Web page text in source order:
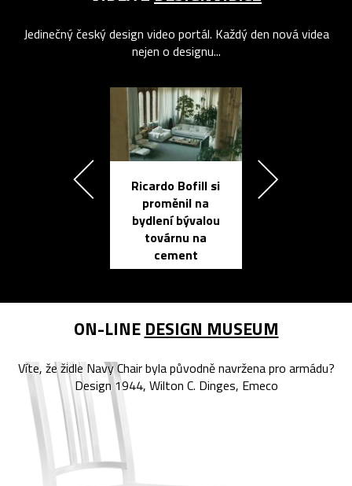
Jedinečný český design video portál. Každý den nová videa
nejen o designu...
Ricardo Bofill si
proměnil na
bydlení bývalou
továrnu na
cement
ON-LINE DESIGN MUSEUM
Víte, že židle Navy Chair byla původně navržena pro armádu?
Design 1944, Wilton C. Dinges, Emeco